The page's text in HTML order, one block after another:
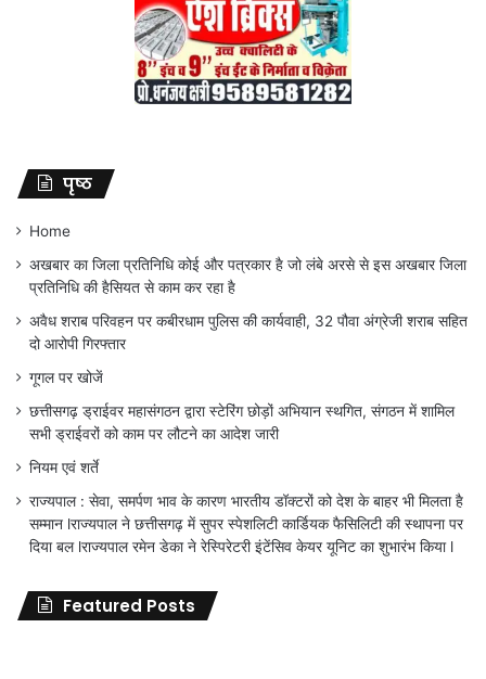
पृष्ठ
Home
अखबार का जिला प्रतिनिधि कोई और पत्रकार है जो लंबे अरसे से इस अखबार जिला
प्रतिनिधि की हैसियत से काम कर रहा है
अवैध शराब परिवहन पर कबीरधाम पुलिस की कार्यवाही, 32 पौवा अंग्रेजी शराब सहित
दो आरोपी गिरफ्तार
गूगल पर खोजें
छत्तीसगढ़ ड्राईवर महासंगठन द्वारा स्टेरिंग छोड़ों अभियान स्थगित, संगठन में शामिल
सभी ड्राईवरों को काम पर लौटने का आदेश जारी
नियम एवं शर्ते
राज्यपाल : सेवा, समर्पण भाव के कारण भारतीय डॉक्टरों को देश के बाहर भी मिलता है
सम्मान lराज्यपाल ने छत्तीसगढ़ में सुपर स्पेशलिटी कार्डियक फैसिलिटी की स्थापना पर
दिया बल lराज्यपाल रमेन डेका ने रेस्पिरेटरी इंटेंसिव केयर यूनिट का शुभारंभ किया l
Featured Posts